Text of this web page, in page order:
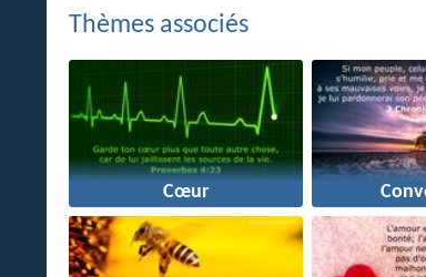
Thèmes associés
Cœur